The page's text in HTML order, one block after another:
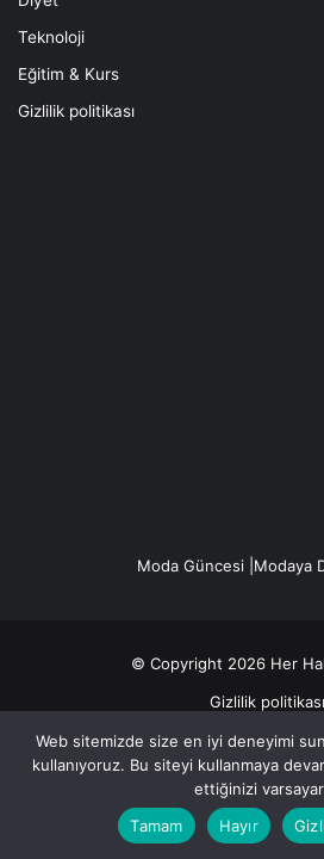
Teknoloji
Eğitim & Kurs
Gizlilik politikası
Moda Güncesi |Modaya
© Copyright 2026 Her
Gizlilik politikası
Facebook
X
Web sitemizde size en iyi deneyimi
kullanıyoruz. Bu siteyi kullanmaya
ettiğinizi
Tamam
Hayır